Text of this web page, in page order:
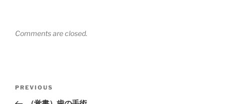
Comments are closed.
navigation
Previous
Post
PREVIOUS